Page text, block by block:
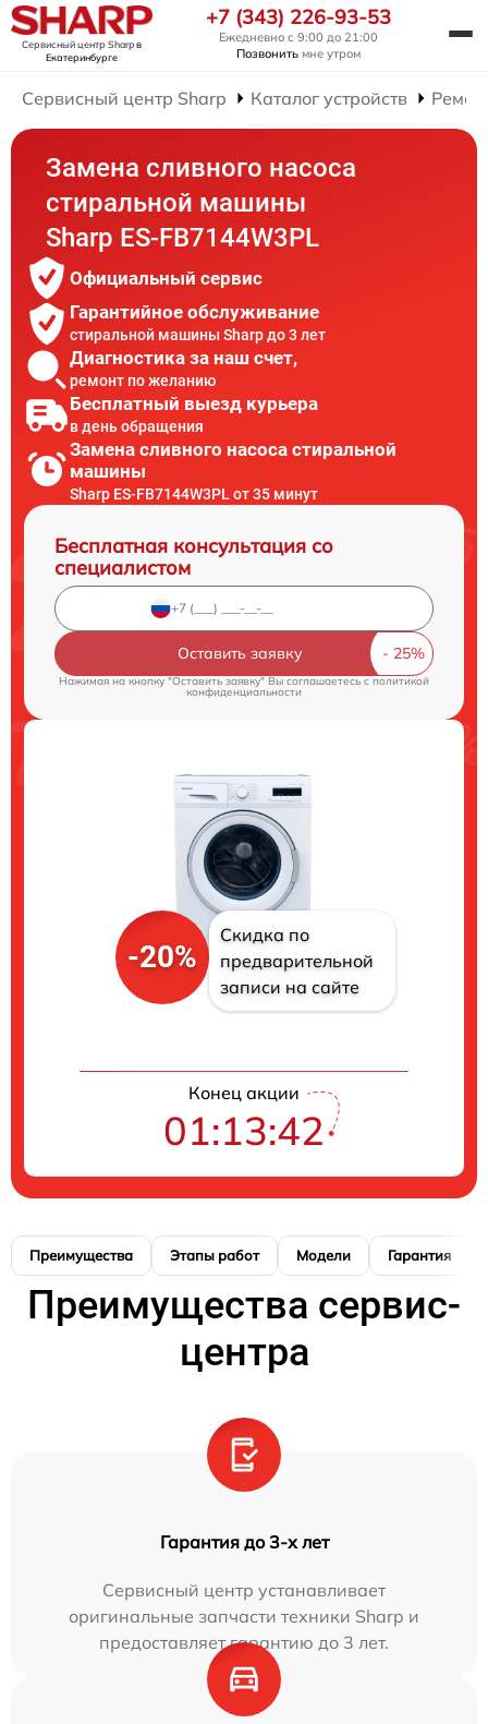
Сервисный центр Sharpв
Екатеринбурге
+7 (343) 226-93-53
Ежедневно с 9:00 до 21:00
Позвонить мне утром
Сервисный центр Sharp Каталог устройств
Замена сливного насоса
стиральной машины
Sharp ES-FB7144W3PL
Официальный сервис
Гарантийное обслуживание
стиральной машины Sharp до 3 лет
Диагностика за наш счет,
ремонт по желанию
Бесплатный выезд курьера
в день обращения
Замена сливного насоса стиральной
машины
Sharp ES-FB7144W3PL от 35 минут
Бесплатная консультация со
специалистом
Оставить заявку
Нажимая на кнопку "Оставить заявку" Вы соглашаетесь cполитикой
конфиденциальности
-20%
Скидка по
предварительной
записи на сайте
Конец акции
01:13:41
Преимущества Этапы работ Модели Гарантия
Преимущества сервис-
центра
Гарантия до 3-х лет
Сервисный центр устанавливает
оригинальные запчасти техники Sharp и
предоставляет гарантию до 3 лет.